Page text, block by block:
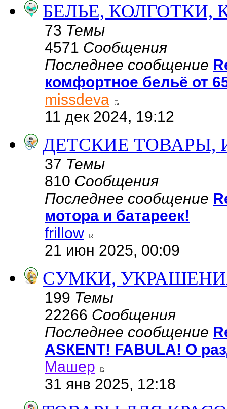
БЕЛЬЕ, КОЛГОТКИ,
73 Темы
4571 Сообщения
Последнее сообщение
комфортное бельё от
missdeva
11 дек 2024, 19:12
ДЕТСКИЕ ТОВАРЫ,
37 Темы
810 Сообщения
Последнее сообщение
мотора и батареек!
frillow
21 июн 2025, 00:09
СУМКИ,
199 Темы
22266 Сообщения
Последнее сообщение
АSКЕNТ! FABULA! О
Машер
31 янв 2025, 12:18